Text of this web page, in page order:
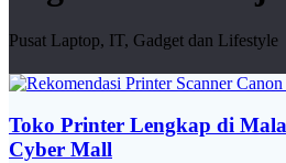
Pusat Laptop, IT, Gadget dan Lifestyle
Toko Printer Lengkap di
Cyber Mall